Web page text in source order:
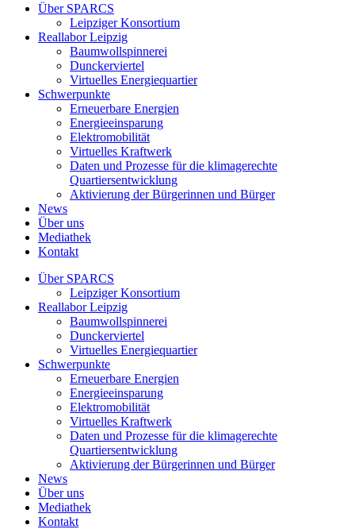
Über SPARCS
Leipziger Konsortium
Reallabor Leipzig
Baumwollspinnerei
Dunckerviertel
Virtuelles Energiequartier
Schwerpunkte
Erneuerbare Energien
Energieeinsparung
Elektromobilität
Virtuelles Kraftwerk
Daten und Prozesse für die klimagerechte
Quartiersentwicklung
Aktivierung der Bürgerinnen und Bürger
News
Über uns
Mediathek
Kontakt
Über SPARCS
Leipziger Konsortium
Reallabor Leipzig
Baumwollspinnerei
Dunckerviertel
Virtuelles Energiequartier
Schwerpunkte
Erneuerbare Energien
Energieeinsparung
Elektromobilität
Virtuelles Kraftwerk
Daten und Prozesse für die klimagerechte
Quartiersentwicklung
Aktivierung der Bürgerinnen und Bürger
News
Über uns
Mediathek
Kontakt